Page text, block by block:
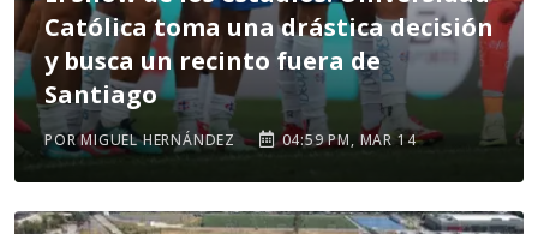
Católica toma una drástica decisión
y busca un recinto fuera de
Santiago
POR MIGUEL HERNÁNDEZ 04:59 PM, MAR 14